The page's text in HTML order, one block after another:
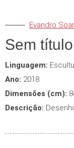
Evandro
Sem título
Linguagem:
Ano: 2018
Dimensões (cm):
Descrição: